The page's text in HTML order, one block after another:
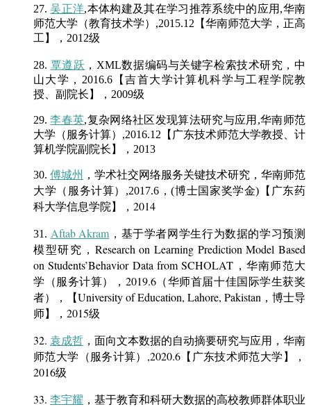
27.吴正洋,本体构建及其在学习推荐系统中的应用,华南
师范大学（教育技术学）,2015.12【华南师范大学，正高
工】，2012级
28. 覃遵跃 ， XML数据编码与关键字检索技术研究，中
山大学，2016.6【吉首大学计算机科学与工程学院教
授、副院长】，2009级
29.李春英,复杂网络社区发现算法研究与应用,华南师范
大学（服务计算）,2016.12【广东技术师范大学教授、计
算机学院副院长】，2013
30. 傅城州 ，学术社交网络服务关键技术研究，华南师范
大学（服务计算）,2017.6，(博士国家奖学金)
【广东药
科大学信息学院】，2014
31. Aftab Akram ，基于学者网学生行为数据的学习预测
模型研究，Research on Learning Prediction Model Based
on Students’Behavior Data from SCHOLAT，华南师范大
学（服务计算），2019.6（华师首届十佳国际学生获奖
者），【University of Education, Lahore, Pakistan，博士导
师】，2015级
32. 袁成哲 ， 面向文本数据的自动摘要研究与应用， 华南
师范大学（服务计算）,2020.6【广东技术师范大学】，
2016级
33. 李宇耀 ， 基于教育和科研大数据的高校教师群体职业